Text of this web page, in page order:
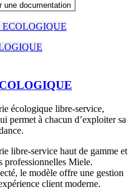
une documentation
écologique libre-service,
permet à chacun d’exploiter sa
libre-service haut de gamme et
professionnelles Miele.
le modèle offre une gestion
client moderne.